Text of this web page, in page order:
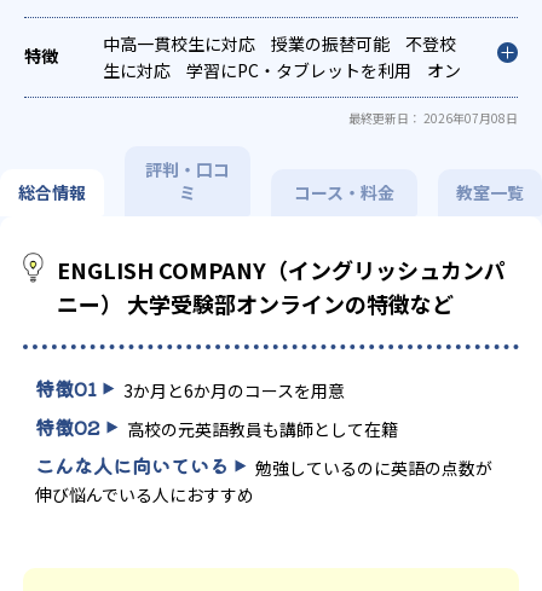
対策
共通テスト対策 英検(英語検定)対策
英
語・英会話特化対策
中高一貫校生に対応 授業の振替可能
不登校
生に対応
学習にPC・タブレットを利用
オン
ライン対応
1科目から受講可能
最終更新日： 2026年07月08日
総合情報
評判・口コ
ミ
コース・料金 教室一覧
ENGLISH COMPANY（イングリッシュカンパ
ニー） 大学受験部オンラインの特徴など
特徴01 3か月と6か月のコースを用意
特徴02 高校の元英語教員も講師として在籍
こんな人に向いている
勉強しているのに英語の点数が
伸び悩んでいる人におすすめ